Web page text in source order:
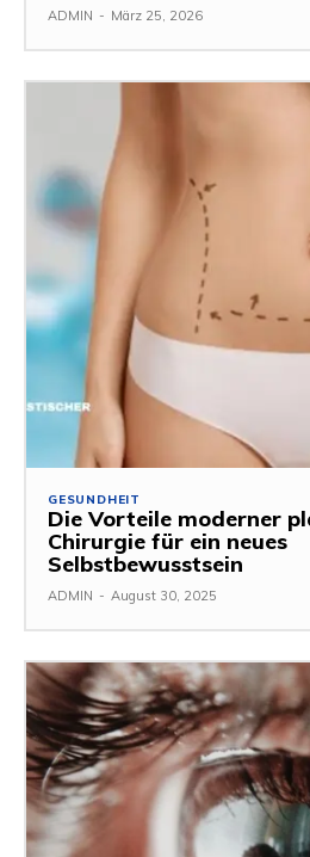
ADMIN - März 25, 2026
GESUNDHEIT
Die Vorteile moderner
Chirurgie für ein neues
Selbstbewusstsein
ADMIN - August 30, 2025